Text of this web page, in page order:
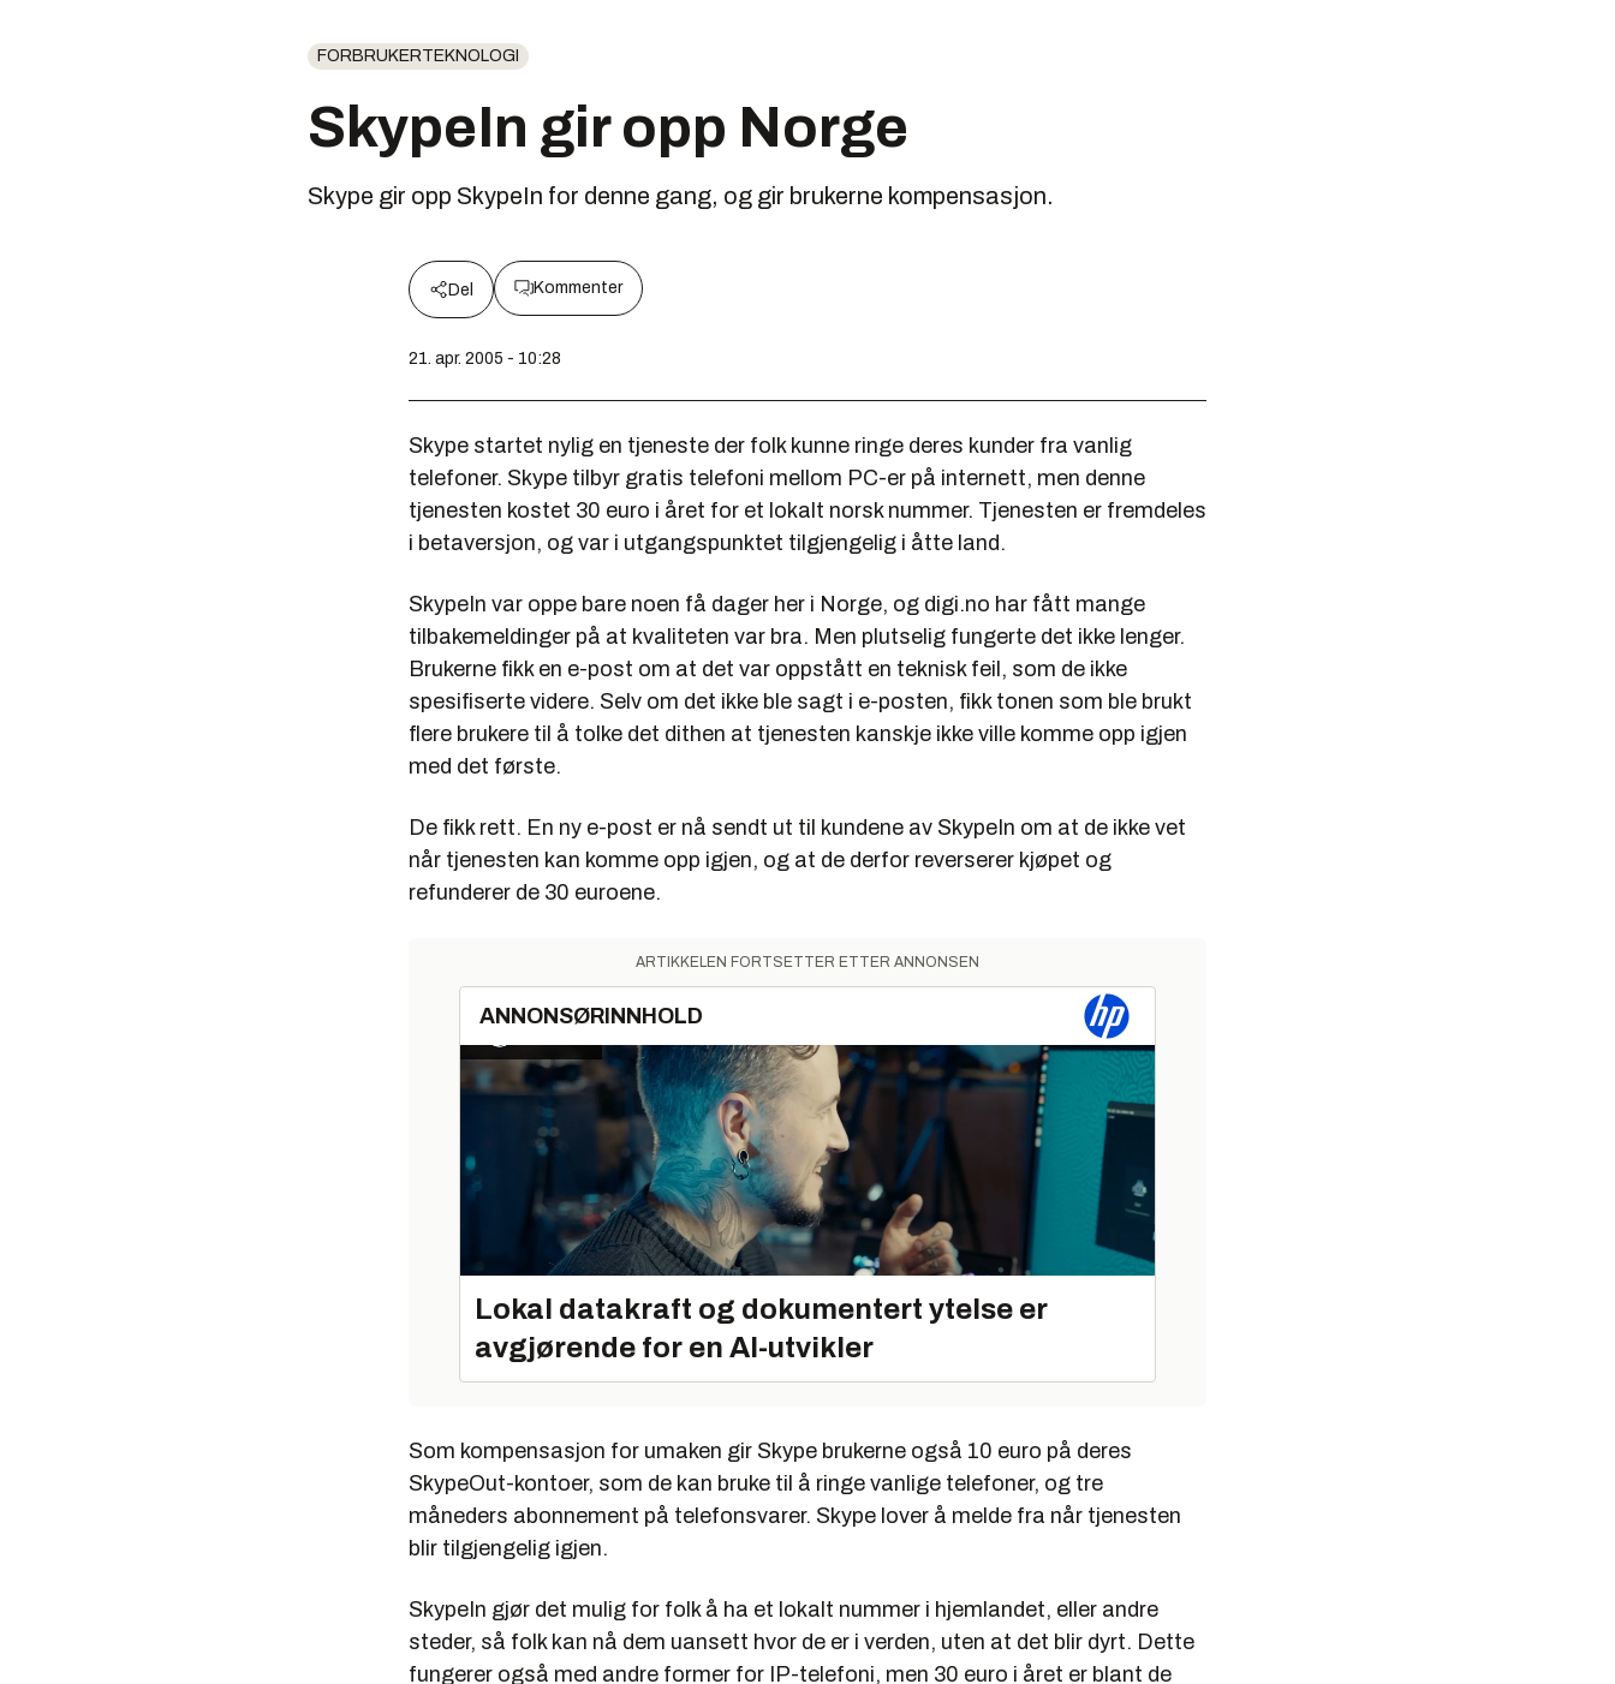
FORBRUKERTEKNOLOGI
SkypeIn gir opp Norge
Skype gir opp SkypeIn for denne gang, og gir brukerne kompensasjon.
Del Kommenter
21. apr. 2005 - 10:28
Skype startet nylig en tjeneste der folk kunne ringe deres kunder fra vanlig
telefoner. Skype tilbyr gratis telefoni mellom PC-er på internett, men denne
tjenesten kostet 30 euro i året for et lokalt norsk nummer. Tjenesten er fremdeles
i betaversjon, og var i utgangspunktet tilgjengelig i åtte land.
SkypeIn var oppe bare noen få dager her i Norge, og digi.no har fått mange
tilbakemeldinger på at kvaliteten var bra. Men plutselig fungerte det ikke lenger.
Brukerne fikk en e-post om at det var oppstått en teknisk feil, som de ikke
spesifiserte videre. Selv om det ikke ble sagt i e-posten, fikk tonen som ble brukt
flere brukere til å tolke det dithen at tjenesten kanskje ikke ville komme opp igjen
med det første.
De fikk rett. En ny e-post er nå sendt ut til kundene av SkypeIn om at de ikke vet
når tjenesten kan komme opp igjen, og at de derfor reverserer kjøpet og
refunderer de 30 euroene.
ARTIKKELEN FORTSETTER ETTER ANNONSEN
ANNONSØRINNHOLD
Lokal datakraft og dokumentert ytelse er
avgjørende for en AI-utvikler
Som kompensasjon for umaken gir Skype brukerne også 10 euro på deres
SkypeOut-kontoer, som de kan bruke til å ringe vanlige telefoner, og tre
måneders abonnement på telefonsvarer. Skype lover å melde fra når tjenesten
blir tilgjengelig igjen.
SkypeIn gjør det mulig for folk å ha et lokalt nummer i hjemlandet, eller andre
steder, så folk kan nå dem uansett hvor de er i verden, uten at det blir dyrt. Dette
fungerer også med andre former for IP-telefoni, men 30 euro i året er blant de